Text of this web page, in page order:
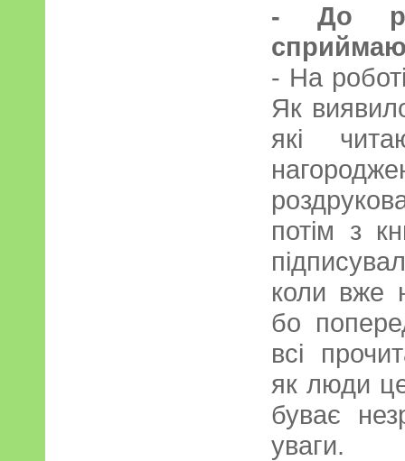
- До
- На
Як
які
потім з
коли вже
бо
всі
як люди
буває
уваги.